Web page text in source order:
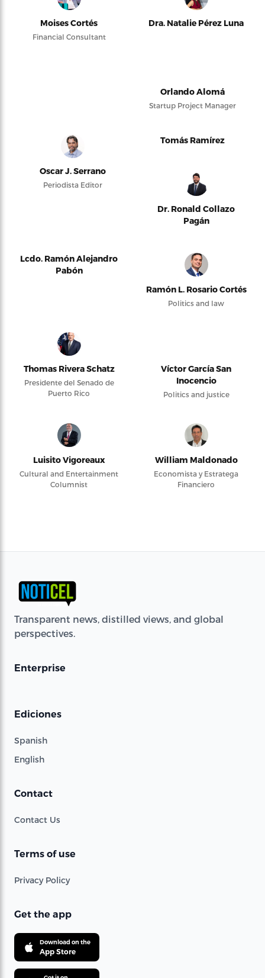
Moises Cortés
Financial Consultant
Dra. Natalie Pérez Luna
Orlando Alomá
Startup Project Manager
Oscar J. Serrano
Periodista Editor
Tomás Ramírez
Dr. Ronald Collazo
Pagán
Lcdo. Ramón Alejandro
Pabón
Ramón L. Rosario Cortés
Politics and law
Thomas Rivera Schatz
Presidente del Senado de
Puerto Rico
Víctor García San
Inocencio
Politics and justice
Luisito Vigoreaux
Cultural and Entertainment
Columnist
William Maldonado
Economista y Estratega
Financiero
Transparent news, distilled views, and global
perspectives.
Enterprise
Ediciones
Spanish
English
Contact
Contact Us
Terms of use
Privacy Policy
Get the app
Download on the
App Store